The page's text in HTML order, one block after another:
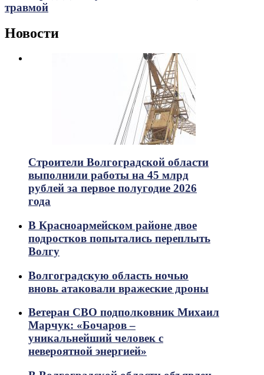
травмой
Новости
Строители Волгоградской области
выполнили работы на 45 млрд
рублей за первое полугодие 2026
года
В Красноармейском районе двое
подростков попытались переплыть
Волгу
Волгоградскую область ночью
вновь атаковали вражеские дроны
Ветеран СВО подполковник Михаил
Марчук: «Бочаров –
уникальнейший человек с
невероятной энергией»